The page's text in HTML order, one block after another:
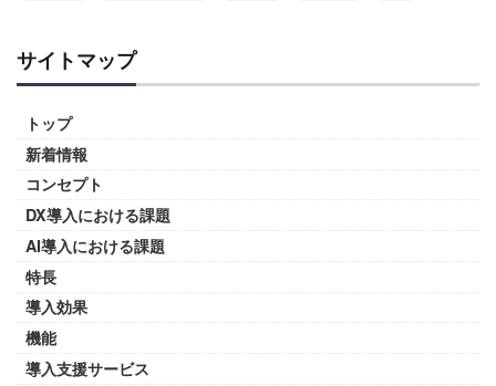
サイトマップ
トップ
新着情報
コンセプト
DX導入における課題
AI導入における課題
特長
導入効果
機能
導入支援サービス